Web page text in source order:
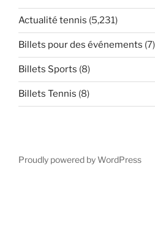
Actualité tennis (5,231)
Billets pour des événements (7)
Billets Sports (8)
Billets Tennis (8)
Proudly powered by WordPress